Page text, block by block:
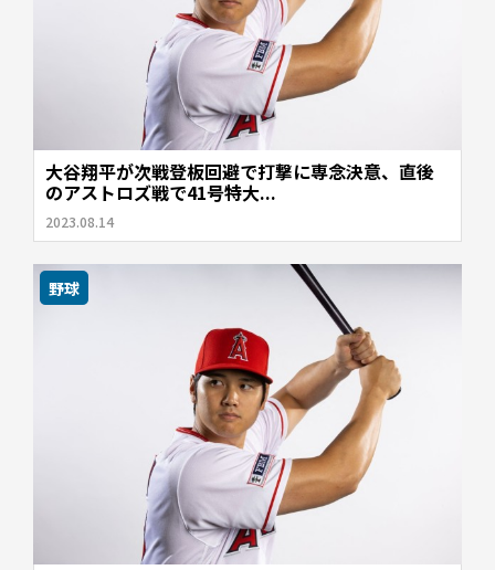
大谷翔平が次戦登板回避で打撃に専念決意、直後
のアストロズ戦で41号特大...
2023.08.14
野球